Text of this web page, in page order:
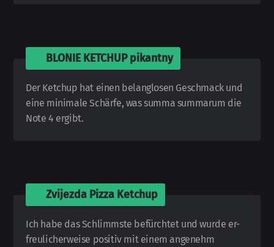
BLONIE KETCHUP pikantny
Der Ketchup hat einen belang­losen Geschmack und
eine mini­male Schärfe, was summa summarum die
Note 4 ergibt.
Zvijezda Pizza Ketchup
Ich habe das Schlimmste be­fürch­tet und wurde er­
freu­licher­weise positiv mit einem an­ge­nehm